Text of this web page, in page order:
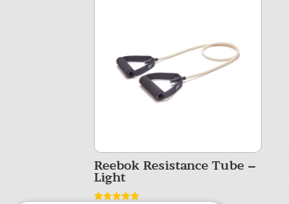
Reebok Resistance Tube –
Light